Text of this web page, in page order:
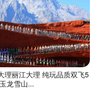
理丽江大理 纯玩品质双飞5
龙雪山...